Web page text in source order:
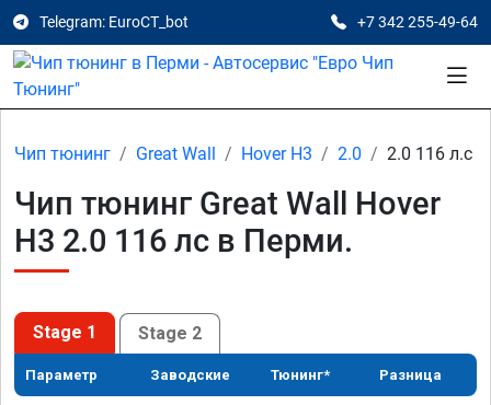
Telegram: EuroCT_bot +7 342 255-49-64
Чип тюнинг Great Wall Hover H3 2.0 2.0 116 л.с
Чип тюнинг Great Wall Hover
H3 2.0 116 лс в Перми.
Stage 1 Stage 2
Параметр Заводские Тюнинг* Разница